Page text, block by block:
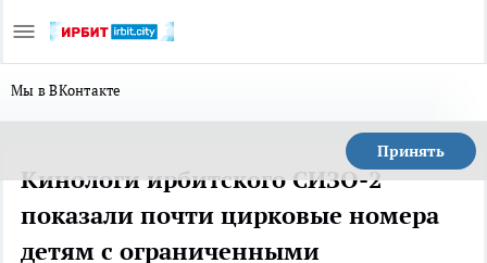
Мы в ВКонтакте
Принять
Кинологи ирбитского СИЗО-2
показали почти цирковые номера
детям с ограниченными